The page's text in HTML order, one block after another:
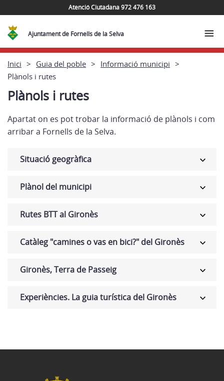
Atenció Ciutadana 972 476 163
Ajuntament de Fornells de la Selva
Inici Guia del poble
Informació municipi
Plànols i rutes
Plànols i rutes
Apartat on es pot trobar la informació de plànols i com
arribar a Fornells de la Selva.
Situació geogràfica
Plànol del municipi
Rutes BTT al Gironès
Catàleg "camines o vas en bici?" del Gironès
Gironès, Terra de Passeig
Experiències. La guia turística del Gironès